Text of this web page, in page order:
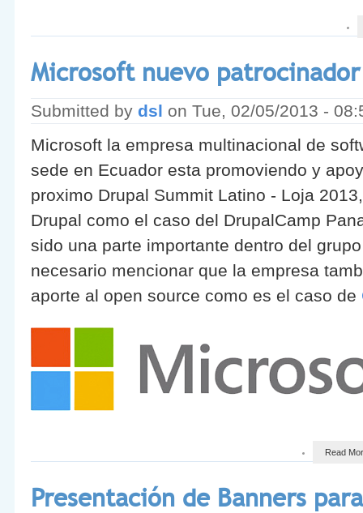
Microsoft nuevo
Submitted by dsl on Tue, 02/05/2013 -
Microsoft la empresa multinacional de
sede en Ecuador esta promoviendo y
proximo Drupal Summit Latino - Loja
Drupal como el caso del DrupalCamp
sido una parte importante dentro del
necesario mencionar que la empresa
aporte al open source como es el caso de
Read
Presentación de Banners